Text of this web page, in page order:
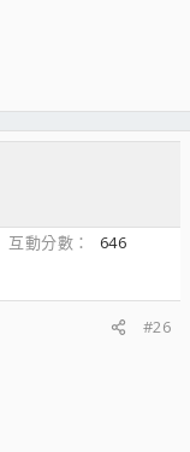
互動分數
646
#26